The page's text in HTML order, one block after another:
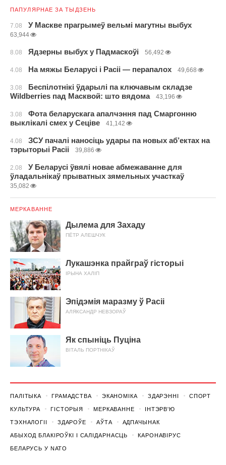
ПАПУЛЯРНАЕ ЗА ТЫДЗЕНЬ
7.08 У Маскве прагрымеў вельмі магутны выбух
63,944
8.08 Ядзерны выбух у Падмаскоўі 56,492
4.08 На мяжы Беларусі і Расіі — перапалох 49,668
3.08
Беспілотнікі ўдарылі па ключавым складзе
Wildberries пад Масквой: што вядома
43,196
3.08
Фота беларускага апалчэння пад Смаргонню
выклікалі смех у Сеціве
41,142
4.08
ЗСУ пачалі наносіць удары па новых аб’ектах на
тэрыторыі Расіі
39,886
2.08
У Беларусі ўвялі новае абмежаванне для
ўладальнікаў прыватных зямельных участкаў
35,082
МЕРКАВАННЕ
Дылема для Захаду
ПЁТР АЛЕШЧУК
Лукашэнка прайграў гісторыі
ІРЫНА ХАЛІП
Эпідэмія маразму ў Расіі
АЛЯКСАНДР НЕВЗОРАЎ
Як спыніць Пуціна
ВІТАЛЬ ПОРТНІКАЎ
ПАЛІТЫКА ГРАМАДСТВА ЭКАНОМІКА ЗДАРЭННI СПОРТ
КУЛЬТУРА ГІСТОРЫЯ МЕРКАВАННЕ ІНТЭРВ'Ю
ТЭХНАЛОГІІ ЗДАРОЎЕ АЎТА АДПАЧЫНАК
АБЫХОД БЛАКІРОЎКІ І САЛІДАРНАСЦЬ КАРОНАВІРУС
БЕЛАРУСЬ У NATO